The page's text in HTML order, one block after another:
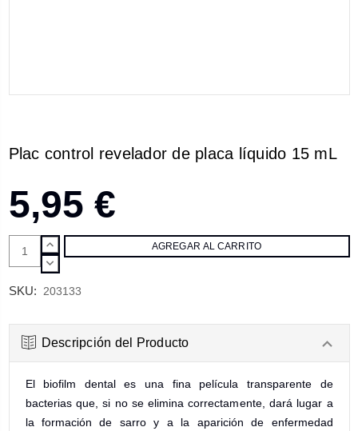
Plac control revelador de placa líquido 15 mL
5,95 €
AUMENTAR
CANTIDAD:
DISMINUIR
SKU: 203133
Descripción del Producto
El biofilm dental es una fina película transparente de
bacterias que, si no se elimina correctamente, dará lugar a
la formación de sarro y a la aparición de enfermedad